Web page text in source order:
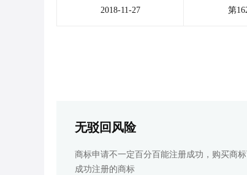
2018-11-27 第
无驳回风险
商标申请不一定百分百能注册成功，购买商
成功注册的商标